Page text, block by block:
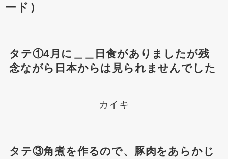
ード）
タテ①4月に＿＿日食がありましたが残
念ながら日本からは見られませんでした
カイキ
タテ③角煮を作るので、豚肉をあらかじ